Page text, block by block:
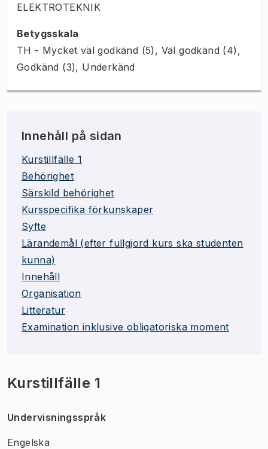
ELEKTROTEKNIK
Betygsskala
TH - Mycket väl godkänd (5), Väl godkänd (4),
Godkänd (3), Underkänd
Innehåll på sidan
Kurstillfälle 1
Behörighet
Särskild behörighet
Kursspecifika förkunskaper
Syfte
Lärandemål (efter fullgjord kurs ska studenten
kunna)
Innehåll
Organisation
Litteratur
Examination inklusive obligatoriska moment
Kurstillfälle 1
Undervisningsspråk
Engelska